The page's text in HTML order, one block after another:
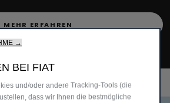
MEHR ERFAHREN
→
BEI FIAT
und/oder andere Tracking-Tools (die
dass wir Ihnen die bestmögliche